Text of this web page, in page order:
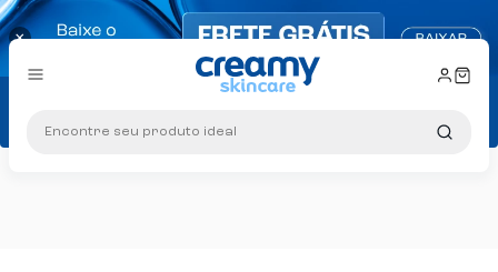
× Frete grátis consulte regras
10% OFF na primeira compra: Cupom PRIMEIRA10
Encontre seu produto ideal